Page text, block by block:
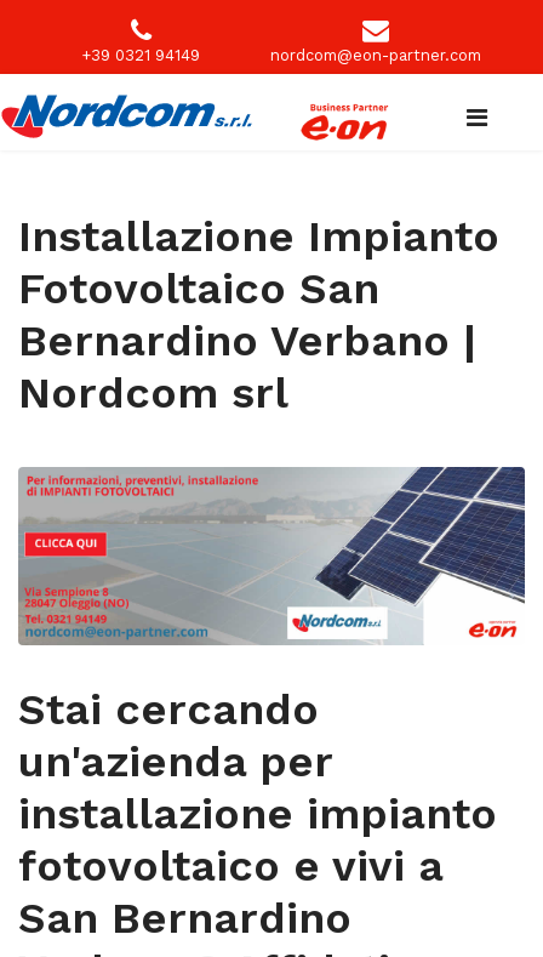
+39 0321 94149 nordcom@eon-partner.com
Installazione Impianto
Fotovoltaico San
Bernardino Verbano |
Nordcom srl
Stai cercando
un'azienda per
installazione impianto
fotovoltaico e vivi a
San Bernardino